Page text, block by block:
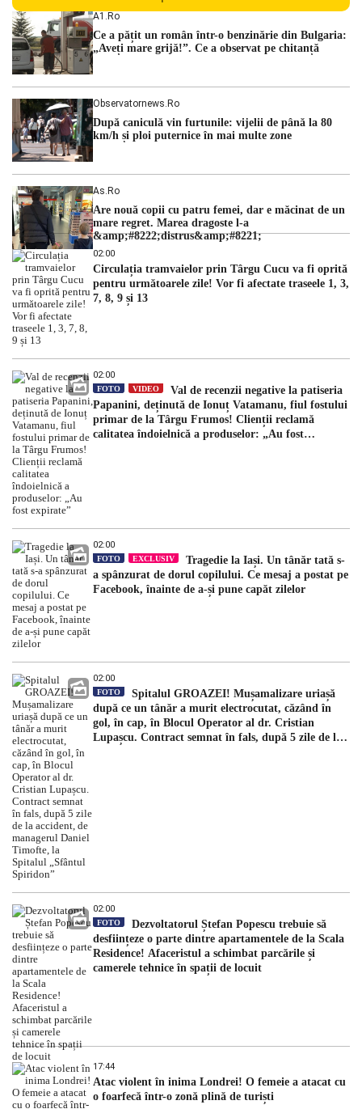
liderii politici. Ciprian Ciucu vorbește despre scenariul unui
guvern tehnocrat și despre posibilitatea a două cabinete
succesive. Nicușor Dan analizează noi variante de premier
România traversează […]
A1.ro
Ce a pățit un român într-o benzinărie din Bulgaria:
„Aveți mare grijă!”. Ce a observat pe chitanță
Observatornews.ro
După caniculă vin furtunile: vijelii de până la 80
km/h și ploi puternice în mai multe zone
As.ro
Are nouă copii cu patru femei, dar e măcinat de un
mare regret. Marea dragoste l-a
&amp;#8222;distrus&amp;#8221;
02:00
Circulația tramvaielor prin Târgu Cucu va fi oprită
pentru următoarele zile! Vor fi afectate traseele 1, 3,
7, 8, 9 și 13
02:00
FOTO VIDEO
Val de recenzii negative la patiseria
Papanini, deținută de Ionuț Vatamanu, fiul fostului
primar de la Târgu Frumos! Clienții reclamă
calitatea îndoielnică a produselor: „Au fost
02:00
FOTO EXCLUSIV
Tragedie la Iași. Un tânăr tată s-
a spânzurat de dorul copilului. Ce mesaj a postat pe
Facebook, înainte de a-și pune capăt zilelor
02:00
FOTO
Spitalul GROAZEI! Mușamalizare uriașă
după ce un tânăr a murit electrocutat, căzând în
gol, în cap, în Blocul Operator al dr. Cristian
Lupașcu. Contract semnat în fals, după 5 zile de la
02:00
FOTO
Dezvoltatorul Ștefan Popescu trebuie să
desființeze o parte dintre apartamentele de la Scala
Residence! Afaceristul a schimbat parcările și
camerele tehnice în spații de locuit
17:44
Atac violent în inima Londrei! O femeie a atacat cu
o foarfecă într-o zonă plină de turiști